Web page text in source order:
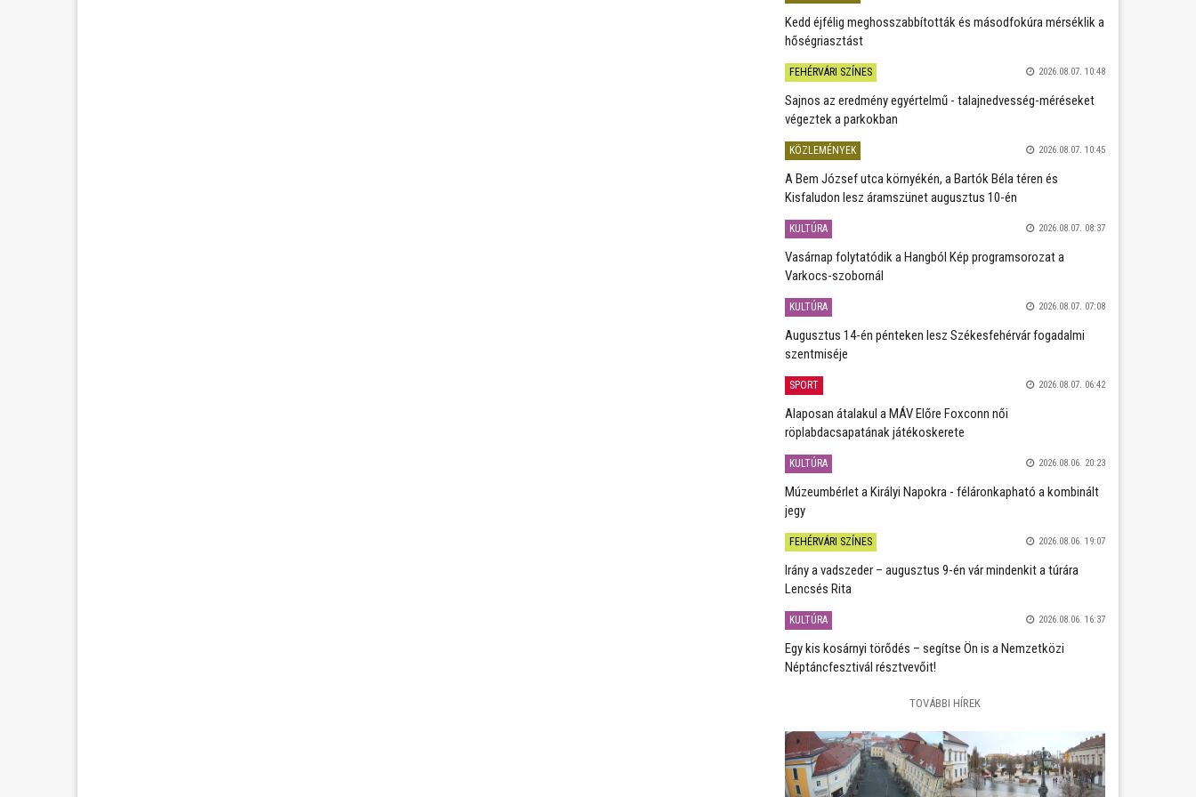
Kedd éjfélig meghosszabbították és másodfokúra mérséklik a
hőségriasztást
FEHÉRVÁRI SZÍNES 2026.08.07. 10:48
Sajnos az eredmény egyértelmű - talajnedvesség-méréseket
végeztek a parkokban
KÖZLEMÉNYEK 2026.08.07. 10:45
A Bem József utca környékén, a Bartók Béla téren és
Kisfaludon lesz áramszünet augusztus 10-én
KULTÚRA 2026.08.07. 08:37
Vasárnap folytatódik a Hangból Kép programsorozat a
Varkocs-szobornál
KULTÚRA 2026.08.07. 07:08
Augusztus 14-én pénteken lesz Székesfehérvár fogadalmi
szentmiséje
SPORT 2026.08.07. 06:42
Alaposan átalakul a MÁV Előre Foxconn női
röplabdacsapatának játékoskerete
KULTÚRA 2026.08.06. 20:23
Múzeumbérlet a Királyi Napokra - féláronkapható a kombinált
jegy
FEHÉRVÁRI SZÍNES 2026.08.06. 19:07
Irány a vadszeder – augusztus 9-én vár mindenkit a túrára
Lencsés Rita
KULTÚRA 2026.08.06. 16:37
Egy kis kosárnyi törődés – segítse Ön is a Nemzetközi
Néptáncfesztivál résztvevőit!
TOVÁBBI HÍREK